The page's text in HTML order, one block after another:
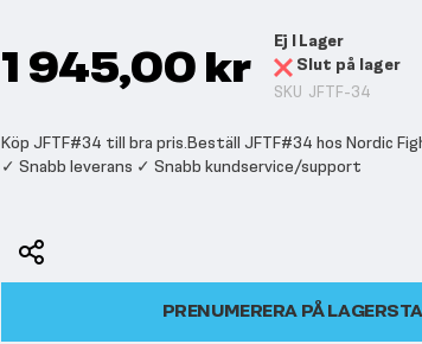
1 945,00 kr
Ej I Lager
Slut på lager
SKU JFTF-34
Köp JFTF#34 till bra pris.Beställ JFTF#34 hos Nordic
✓ Snabb leverans ✓ Snabb kundservice/support
PRENUMERERA PÅ